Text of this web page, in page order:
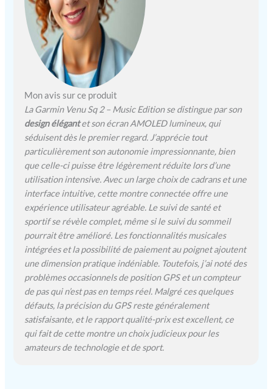
poignet, suivi du stress et
d'énergie Body Battery,
santé féminine, Pulse Ox
Fonctions connectées :
Garmin Pay, suivi des
Mon avis sur ce produit
La Garmin Venu Sq 2 – Music Edition se distingue par son
design élégantet son écran AMOLED lumineux, qui
séduisent dès le premier regard. J’apprécie tout
particulièrement son autonomie impressionnante, bien
que celle-ci puisse être légèrement réduite lors d’une
utilisation intensive. Avec un large choix de cadrans et une
interface intuitive, cette montre connectée offre une
expérience utilisateur agréable. Le suivi de santé et
sportif se révèle complet, même si le suivi du sommeil
pourrait être amélioré. Les fonctionnalités musicales
intégrées et la possibilité de paiement au poignet ajoutent
une dimension pratique indéniable. Toutefois, j’ai noté des
problèmes occasionnels de position GPS et un compteur
de pas qui n’est pas en temps réel. Malgré ces quelques
défauts, la précision du GPS reste généralement
satisfaisante, et le rapport qualité-prix est excellent, ce
qui fait de cette montre un choix judicieux pour les
amateurs de technologie et de sport.